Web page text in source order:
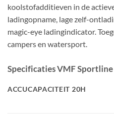
koolstofadditieven in de
ladingopname, lage zelf-
magic-eye ladingindicator.
campers en watersport.
Specificaties VMF Sportline
ACCUCAPACITEIT 20H